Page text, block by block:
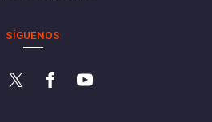
SÍGUENOS